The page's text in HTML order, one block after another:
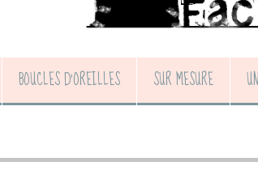
BOUCLES D'OREILLES SUR MESURE